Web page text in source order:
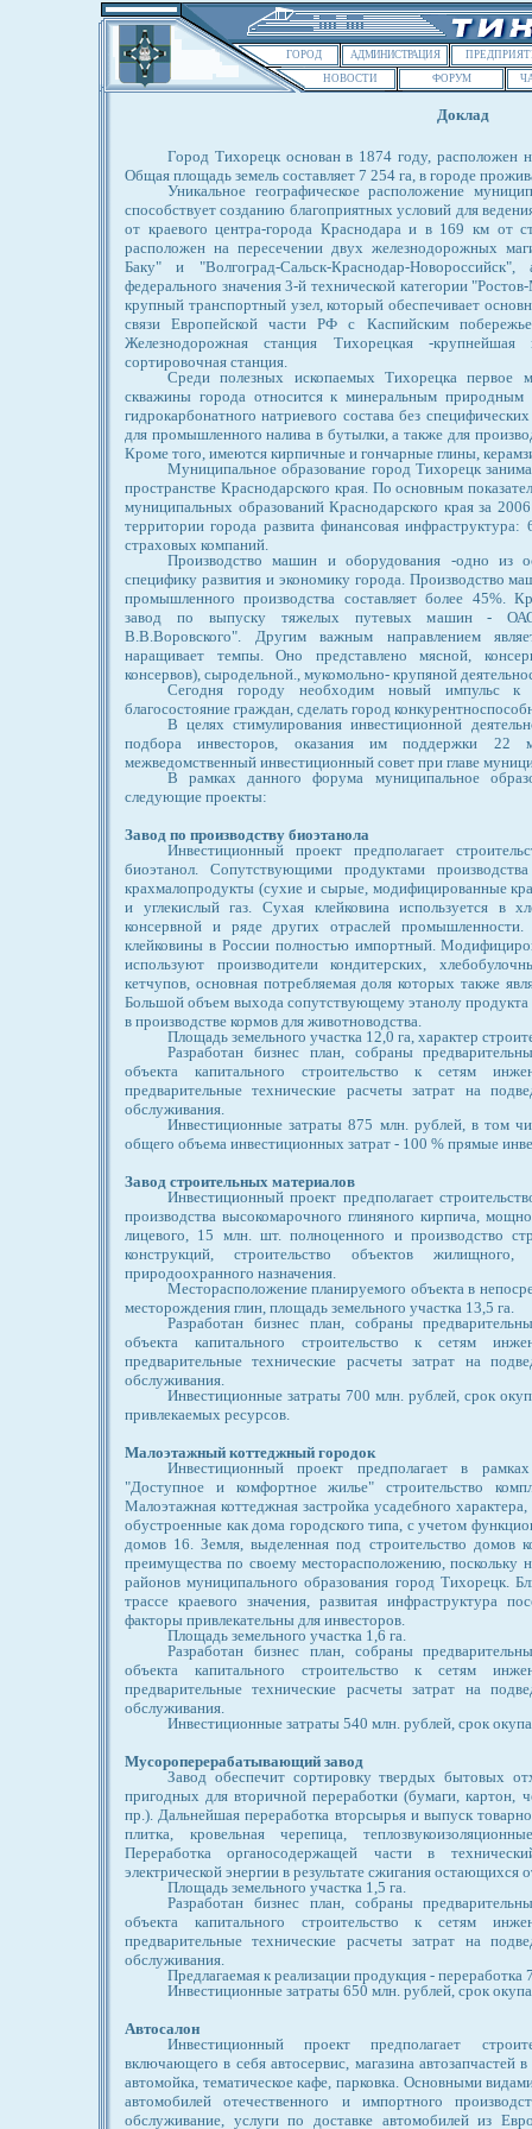
ГОРОД АДМИНИСТРАЦИЯ
НОВОСТИ
ФОРУМ
Доклад
Город Тихорецк основан в 1874 году, расположен
Общая площадь земель составляет 7 254 га, в городе
Уникальное географическое расположение
способствует созданию благоприятных условий для
от краевого центра-города Краснодара и в 169 км от
расположен на пересечении двух железнодорожных
Баку" и "Волгоград-Сальск-Краснодар-
федерального значения 3-й технической категории
крупный транспортный узел, который обеспечивает
связи Европейской части РФ с Каспийским
Железнодорожная станция Тихорецкая -крупнейшая
сортировочная станция.
Среди полезных ископаемых Тихорецка первое
скважины города относится к минеральным природным
гидрокарбонатного натриевого состава без
для промышленного налива в бутылки, а также для
Кроме того, имеются кирпичные и гончарные глины,
Муниципальное образование город Тихорецк
пространстве Краснодарского края. По основным
муниципальных образований Краснодарского края за
территории города развита финансовая
страховых компаний.
Производство машин и оборудования -одно из
специфику развития и экономику города. Производство
промышленного производства составляет более 45%.
завод по выпуску тяжелых путевых машин -
В.В.Воровского". Другим важным направлением
наращивает темпы. Оно представлено мясной,
консервов), сыродельной., мукомольно- крупяной
Сегодня городу необходим новый импульс к
благосостояние граждан, сделать город
В целях стимулирования инвестиционной
подбора инвесторов, оказания им поддержки 22
межведомственный инвестиционный совет при главе
В рамках данного форума муниципальное
следующие проекты:
Завод по производству биоэтанола
Инвестиционный проект предполагает
биоэтанол. Сопутствующими продуктами
крахмалопродукты (сухие и сырые, модифицированные
и углекислый газ. Сухая клейковина используется в
консервной и ряде других отраслей
клейковины в России полностью импортный.
используют производители кондитерских,
кетчупов, основная потребляемая доля которых также
Большой объем выхода сопутствующему этанолу
в производстве кормов для животноводства.
Площадь земельного участка 12,0 га, характер
Разработан бизнес план, собраны
объекта капитального строительство к сетям
предварительные технические расчеты затрат на
обслуживания.
Инвестиционные затраты 875 млн. рублей, в том
общего объема инвестиционных затрат - 100 % прямые
Завод строительных материалов
Инвестиционный проект предполагает
производства высокомарочного глиняного кирпича,
лицевого, 15 млн. шт. полноценного и производство
конструкций, строительство объектов жилищного,
природоохранного назначения.
Месторасположение планируемого объекта в
месторождения глин, площадь земельного участка 13,5 га.
Разработан бизнес план, собраны
объекта капитального строительство к сетям
предварительные технические расчеты затрат на
обслуживания.
Инвестиционные затраты 700 млн. рублей, срок
привлекаемых ресурсов.
Малоэтажный коттеджный городок
Инвестиционный проект предполагает в
"Доступное и комфортное жилье" строительство
Малоэтажная коттеджная застройка усадебного
обустроенные как дома городского типа, с учетом
домов 16. Земля, выделенная под строительство домов
преимущества по своему месторасположению,
районов муниципального образования город Тихорецк.
трассе краевого значения, развитая инфраструктура
факторы привлекательны для инвесторов.
Площадь земельного участка 1,6 га.
Разработан бизнес план, собраны
объекта капитального строительство к сетям
предварительные технические расчеты затрат на
обслуживания.
Инвестиционные затраты 540 млн. рублей, срок
Мусороперерабатывающий завод
Завод обеспечит сортировку твердых бытовых
пригодных для вторичной переработки (бумаги, картон,
пр.). Дальнейшая переработка вторсырья и выпуск
плитка, кровельная черепица,
Переработка органосодержащей части в
электрической энергии в результате сжигания остающихся
Площадь земельного участка 1,5 га.
Разработан бизнес план, собраны
объекта капитального строительство к сетям
предварительные технические расчеты затрат на
обслуживания.
Предлагаемая к реализации продукция -
Инвестиционные затраты 650 млн. рублей, срок
Автосалон
Инвестиционный проект предполагает
включающего в себя автосервис, магазина автозапчастей
автомойка, тематическое кафе, парковка. Основными
автомобилей отечественного и импортного
обслуживание, услуги по доставке автомобилей из